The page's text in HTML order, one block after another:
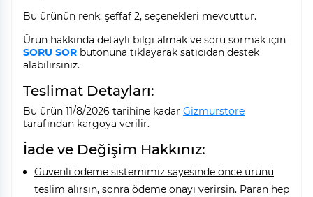
Bu ürünün renk: şeffaf 2, seçenekleri mevcuttur.
Ürün hakkında detaylı bilgi almak ve soru sormak için
SORU SOR butonuna tıklayarak satıcıdan destek
alabilirsiniz.
Teslimat Detayları:
Bu ürün 11/8/2026 tarihine kadar Gizmurstore
tarafından kargoya verilir.
İade ve Değişim Hakkınız:
Güvenli ödeme sistemimiz sayesinde önce ürünü
teslim alırsın, sonra ödeme onayı verirsin. Paran hep